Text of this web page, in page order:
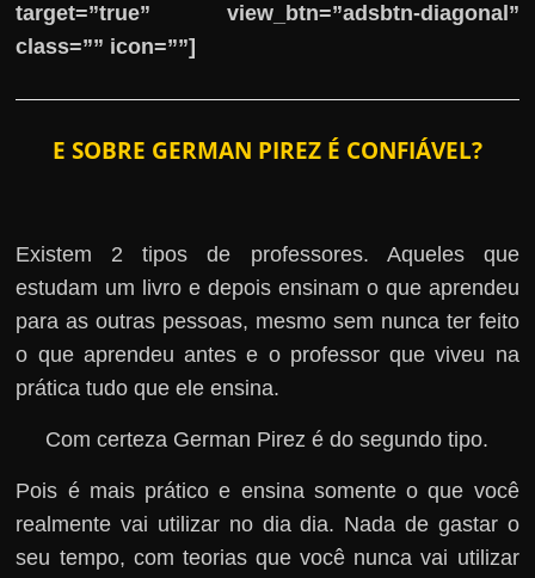
target=”true” view_btn=”adsbtn-diagonal”
class=”” icon=””]
E SOBRE GERMAN PIREZ É CONFIÁVEL?
Existem 2 tipos de professores. Aqueles que
estudam um livro e depois ensinam o que aprendeu
para as outras pessoas, mesmo sem nunca ter feito
o que aprendeu antes e o professor que viveu na
prática tudo que ele ensina.
Com certeza German Pirez é do segundo tipo.
Pois é mais prático e ensina somente o que você
realmente vai utilizar no dia dia. Nada de gastar o
seu tempo, com teorias que você nunca vai utilizar